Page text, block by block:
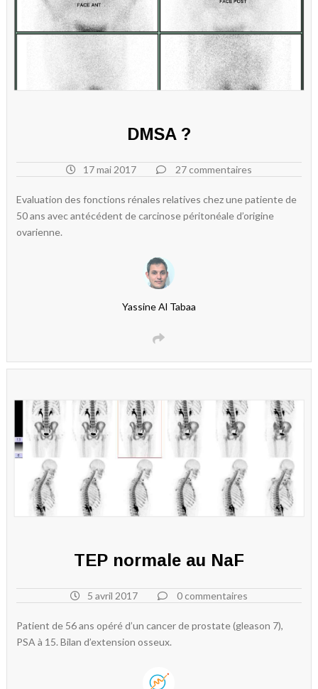
DMSA ?
17 mai 2017 27 commentaires
Evaluation des fonctions rénales relatives chez une patiente de
50 ans avec antécédent de carcinose péritonéale d’origine
ovarienne.
Yassine Al Tabaa
TEP normale au NaF
5 avril 2017 0 commentaires
Patient de 56 ans opéré d’un cancer de prostate (gleason 7),
PSA à 15. Bilan d’extension osseux.